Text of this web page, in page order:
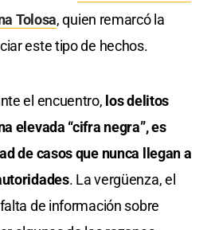
Tolosa, quien remarcó la
este tipo de hechos.
el encuentro, los delitos
elevada “cifra negra”, es
de casos que nunca llegan a
. La vergüenza, el
de información sobre